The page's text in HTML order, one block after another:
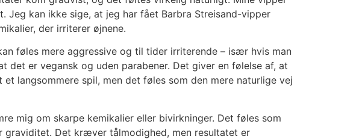
kan ikke sige, at jeg har fået Barbra Streisand-vipper
der irriterer øjnene.
føles mere aggressive og til tider irriterende – især hvis man
er vegansk og uden parabener. Det giver en følelse af, at
langsommere spil, men det føles som den mere naturlige vej
mig om skarpe kemikalier eller bivirkninger. Det føles som
Det kræver tålmodighed, men resultatet er